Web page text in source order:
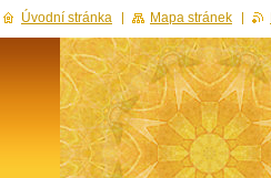
Úvodní stránka Mapa stránek